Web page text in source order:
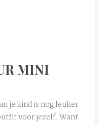
MINI
je kind is nog leuker
voor jezelf. Want